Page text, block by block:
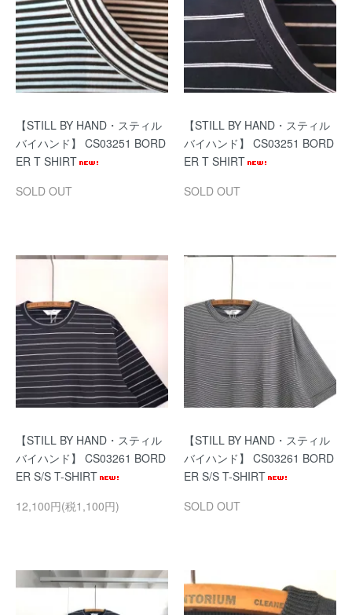
【STILL BY HAND・スティル
バイハンド】 CS03251 BORD
ER T SHIRT
SOLD OUT
【STILL BY HAND・スティル
バイハンド】 CS03251 BORD
ER T SHIRT
SOLD OUT
【STILL BY HAND・スティル
バイハンド】 CS03261 BORD
ER S/S T-SHIRT
12,100円(税1,100円)
【STILL BY HAND・スティル
バイハンド】 CS03261 BORD
ER S/S T-SHIRT
SOLD OUT